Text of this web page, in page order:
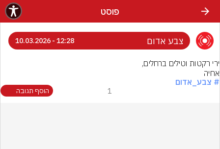
פוסט
צבע אדום 12:28 - 10.03.2026
אחיה
# צבע_אדום
1 הוסף תגובה